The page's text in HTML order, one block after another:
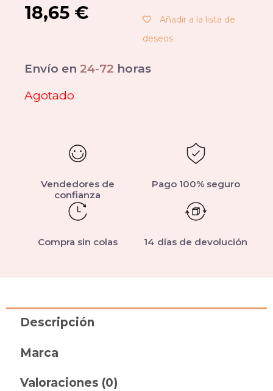
18,65 €
Añadir a la lista de
deseos
Envío en 24-72 horas
Agotado
Vendedores de
confianza
Pago 100% seguro
Compra sin colas 14 días de devolución
Descripción
Marca
Valoraciones (0)